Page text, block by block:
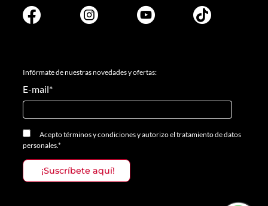
Infórmate de nuestras novedades y ofertas:
E-mail*
Aceptotérminos y condicionesyautorizo el tratamiento de datos
personales.*